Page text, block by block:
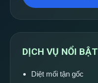
DỊCH VỤ NỔI BẬT
Diệt mối tận gốc